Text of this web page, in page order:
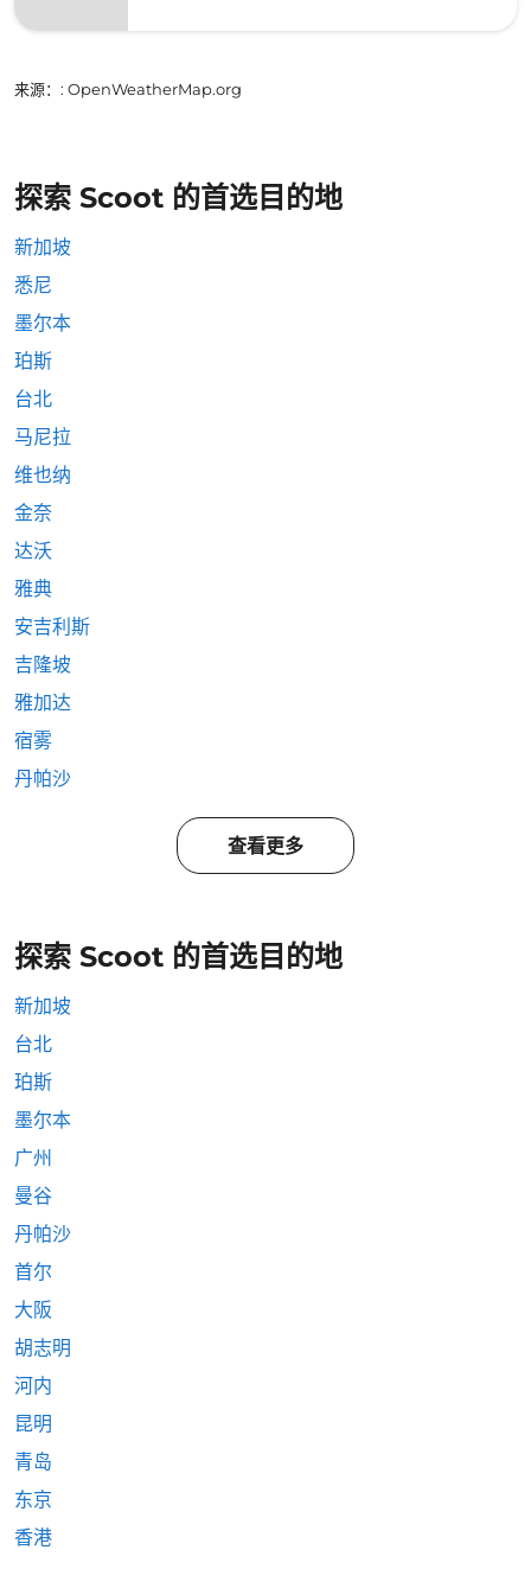
来源： : OpenWeatherMap.org
探索 Scoot 的首选目的地
新加坡
悉尼
墨尔本
珀斯
台北
马尼拉
维也纳
金奈
达沃
雅典
安吉利斯
吉隆坡
雅加达
宿雾
丹帕沙
查看更多
探索 Scoot 的首选目的地
新加坡
台北
珀斯
墨尔本
广州
曼谷
丹帕沙
首尔
大阪
胡志明
河内
昆明
青岛
东京
香港